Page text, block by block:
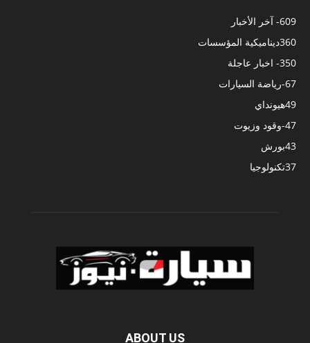
- آخر الأخبار609
ديناميكية المؤسسات360
- اخبار عاجلة350
-رياضة السيارات67
هيونداي49
-وقود وزيوت47
بورش43
تكنولوجيا37
ABOUT US